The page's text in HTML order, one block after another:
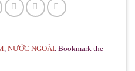
,NƯỚC NGOÀI. Bookmark the